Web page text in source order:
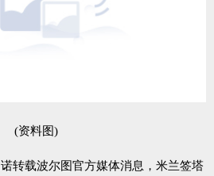
(资料图)
转载波尔图官方媒体消息，米兰签塔